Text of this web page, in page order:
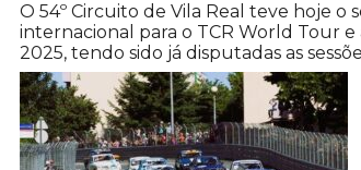
O 54º Circuito de Vila Real teve hoje o
internacional para o TCR World Tour
2025, tendo sido já disputadas as